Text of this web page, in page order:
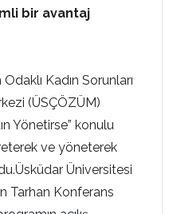
bir avantaj
Kadın Sorunları
(ÜSÇÖZÜM)
Yönetirse” konulu
ve yöneterek
Üniversitesi
Tarhan Konferans